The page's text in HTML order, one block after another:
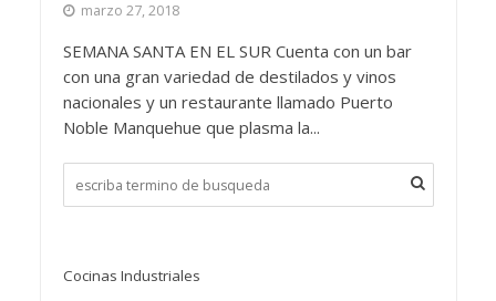
marzo 27, 2018
SEMANA SANTA EN EL SUR Cuenta con un bar
con una gran variedad de destilados y vinos
nacionales y un restaurante llamado Puerto
Noble Manquehue que plasma la...
Cocinas Industriales